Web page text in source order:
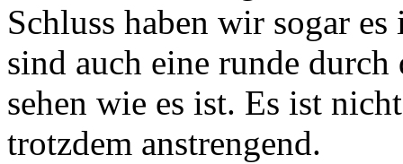
Schluss haben wir sogar
sind auch eine runde
sehen wie es ist. Es ist
trotzdem anstrengend.